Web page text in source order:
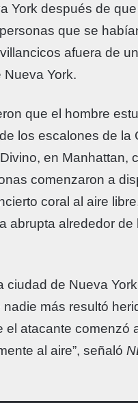
York después de
que se
afuera de
York.
que el hombre
los escalones de la
en Manhattan,
comenzaron a
coral al aire
abrupta alrededor de
ciudad de Nueva
más resultó
el atacante comenzó
al aire”, señaló